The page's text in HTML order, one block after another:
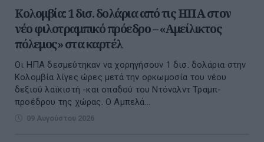
Κολομβία: 1 δισ. δολάρια από τις ΗΠΑ στον
νέο φιλοτραμπικό πρόεδρο – «Αμείλικτος
πόλεμος» στα καρτέλ
Οι ΗΠΑ δεσμεύτηκαν να χορηγήσουν 1 δισ. δολάρια στην
Κολομβία λίγες ώρες μετά την ορκωμοσία του νέου
δεξιού λαϊκιστή -και οπαδού του Ντόναλντ Τραμπ-
προέδρου της χώρας. Ο Αμπελά...
09 Αυγούστου 2026